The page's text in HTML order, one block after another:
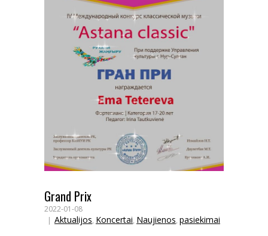
Grand Prix
2022-01-08
Aktualijos, Koncertai, Naujienos, pasiekimai